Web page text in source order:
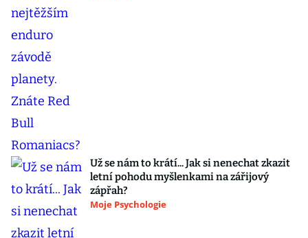
Už se nám to krátí... Jak si nenechat zkazit
letní pohodu myšlenkami na zářijový
zápřah?
Moje Psychologie